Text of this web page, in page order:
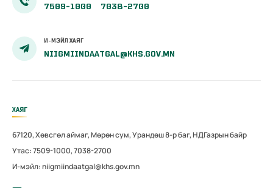
7509-1000 7038-2700
И-МЭЙЛ ХАЯГ
NIIGMIINDAATGAL@KHS.GOV.MN
ХАЯГ
67120, Хөвсгөл аймаг, Мөрөн сум, Урандөш 8-р баг, НДГазрын байр
Утас: 7509-1000, 7038-2700
И-мэйл: niigmiindaatgal@khs.gov.mn